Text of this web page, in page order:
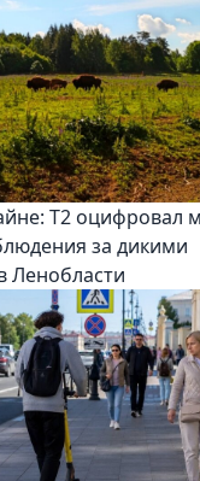
Т2 оцифровал
за дикими
Ленобласти